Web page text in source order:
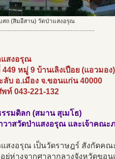
สถ (สิมอีสาน) วัดป่าแสงอรุณ
แสงอรุณ
449 หมู่ 9 บ้านเลิงเปือย (แอวมอง)
ลับ อ.เมือง จ.ขอนแก่น 40000
ท์ 043-221-132
รมดิลก (สมาน สุเมโธ)
วาสวัดป่าแสงอรุณ และเจ้าคณะ
แสงอรุณ เป็นวัดราษฎร์ สังกัดค
อยู่ห่างจากศาลากลางจังหวัดขอ